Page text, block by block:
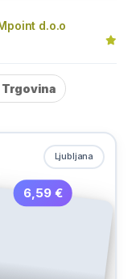
d.o.o
Trgovina
Ljubljana
6,59 €